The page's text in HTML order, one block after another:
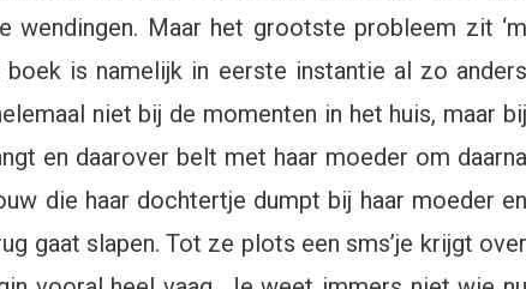
wendingen. Maar het grootste probleem zit ‘m
is namelijk in eerste instantie al zo anders
niet bij de momenten in het huis, maar bij
en daarover belt met haar moeder om daarna
die haar dochtertje dumpt bij haar moeder en
gaat slapen. Tot ze plots een sms’je krijgt over